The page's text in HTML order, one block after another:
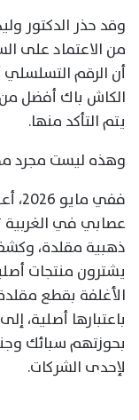
وقد حذر الدكتور
من الاعتماد على
أن الرقم
الكاش باك أفضل
يتم التأكد منها.
وهذه ليست مجرد
ففي
عصابي في
ذهبية مقلدة،
يشترون منتجات
الأغلفة بقطع
باعتبارها أصلية،
بحوزتهم سبائك
لإحدى الشركات.